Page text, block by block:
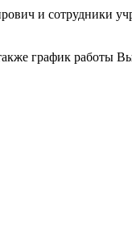
и сотрудники
график работы